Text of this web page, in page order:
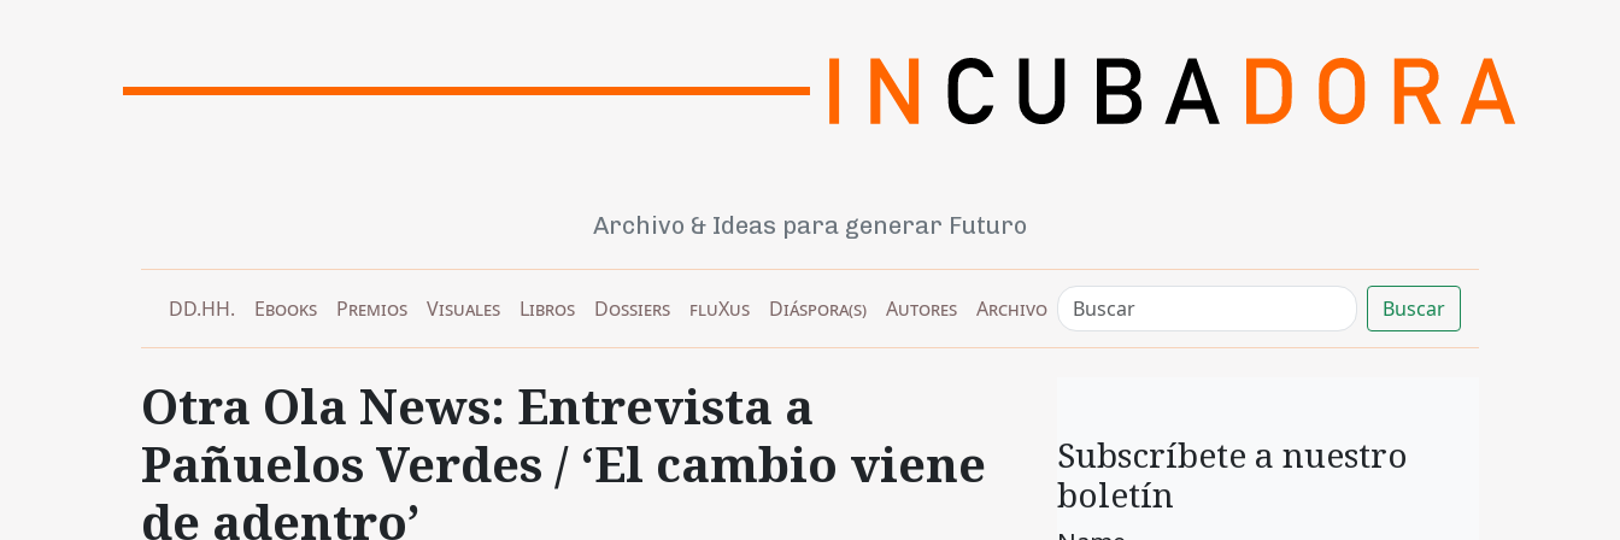
Archivo & Ideas para generar Futuro
DD.HH. Ebooks Premios Visuales Libros Dossiers fluXus Diáspora(s) Autores Archivo Buscar
Otra Ola News: Entrevista a
Pañuelos Verdes / ‘El cambio viene
de adentro’
Subscríbete a nuestro
boletín